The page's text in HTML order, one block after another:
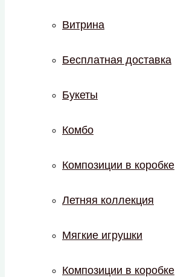
Витрина
Бесплатная доставка
Букеты
Комбо
Композиции в коробке
Летняя коллекция
Мягкие игрушки
Композиции в коробке